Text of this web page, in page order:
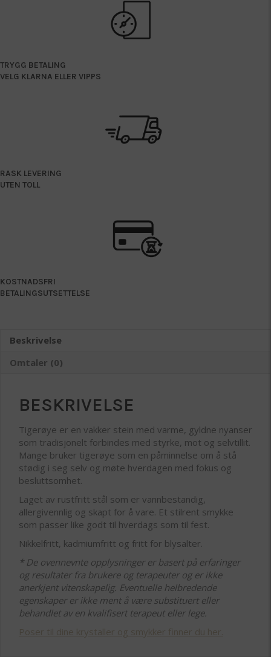
TRYGG BETALING
VELG KLARNA ELLER VIPPS
RASK LEVERING
UTEN TOLL
KOSTNADSFRI
BETALINGSUTSETTELSE
Beskrivelse
Omtaler (0)
BESKRIVELSE
Tigerøye er en vakker stein med varme, gyldne nyanser
som tradisjonelt forbindes med styrke, mot og selvtillit.
Mange bruker tigerøye som en påminnelse om å stå
stødig i seg selv og møte hverdagen med fokus og
besluttsomhet.
Laget av rustfritt stål som er vannbestandig,
allergivennlig og skapt for å vare. Et stilrent smykke
som passer like godt til hverdags som til fest.
Nikkelfritt, kadmiumfritt og fritt for blysalter.
* De ovennevnte opplysninger er basert på erfaringer
og resultater fra brukere og terapeuter og er ikke
anerkjent vitenskapelig. Eventuelle helbredende
egenskaper er ikke ment å være substituert eller
behandlet av en kvalifisert terapeut eller lege.
Poser til dine krystaller og smykker finner du her.